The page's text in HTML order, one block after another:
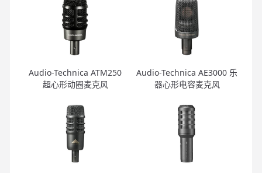
Audio-Technica ATM250
超心形动圈麦克风
Audio-Technica AE3000 乐
器心形电容麦克风